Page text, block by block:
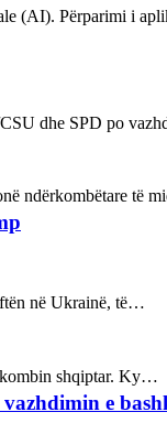
dhe SPD po
në Ukrainë, të…
e
(AI). Përparimi i
ndërkombëtare të
kombin shqiptar. Ky…